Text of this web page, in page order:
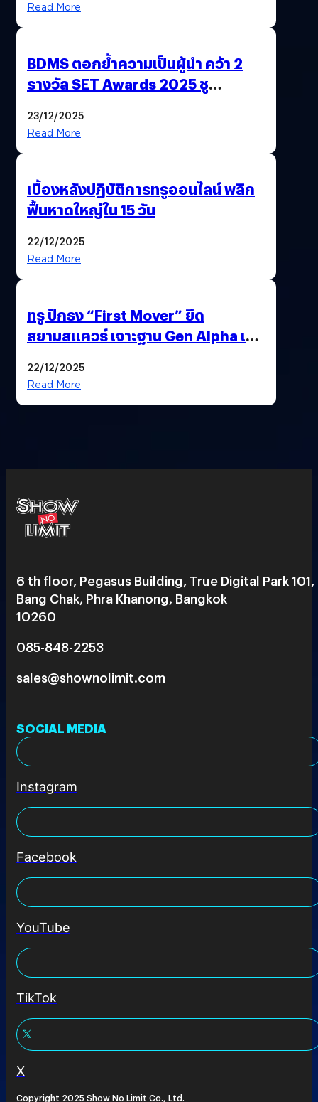
Read More
BDMS ตอกย้ำความเป็นผู้นำ คว้า 2
รางวัล SET Awards 2025 ชู
สุขภาพไทยสู่ความยั่งยืน
23/12/2025
Read More
เบื้องหลังปฏิบัติการทรูออนไลน์ พลิก
ฟื้นหาดใหญ่ใน 15 วัน
22/12/2025
Read More
ทรู ปักธง “First Mover” ยึด
สยามสแควร์ เจาะฐาน Gen Alpha เมื่อ
ยุคถัดไป
22/12/2025
Read More
6 th floor, Pegasus Building, True Digital Park 101,
Bang Chak, Phra Khanong, Bangkok
10260
085-848-2253
sales@shownolimit.com
SOCIAL MEDIA
Instagram
Facebook
YouTube
TikTok
X
Copyright 2025 Show No Limit Co., Ltd.